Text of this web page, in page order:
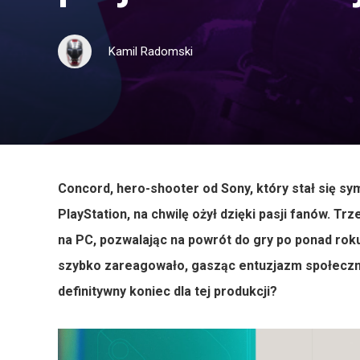
Kamil Radomski
Concord, hero-shooter od Sony, który stał się
PlayStation, na chwilę ożył dzięki pasji fanów.
na PC, pozwalając na powrót do gry po ponad
szybko zareagowało, gasząc entuzjazm
definitywny koniec dla tej produkcji?